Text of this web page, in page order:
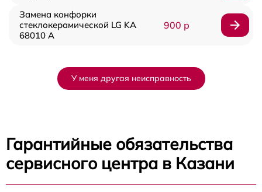
Замена конфорки
стеклокерамической LG KA
68010 A
900 р
У меня другая неисправность
Гарантийные обязательства
сервисного центра в Казани